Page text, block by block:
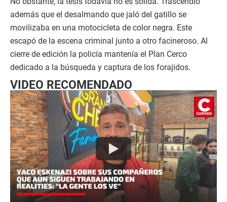
además que el desalmando que jaló del gatillo se
movilizaba en una motocicleta de color negra. Este
escapó de la escena criminal junto a otro facineroso. Al
cierre de edición la policía mantenía el Plan Cerco
dedicado a la búsqueda y captura de los forajidos.
VIDEO RECOMENDADO